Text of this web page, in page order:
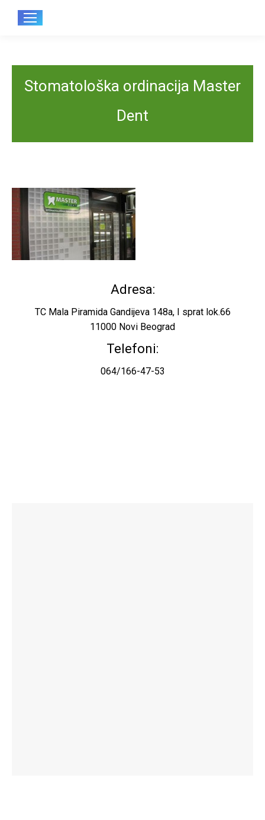
Stomatološka ordinacija Master
Dent
Adresa:
TC Mala Piramida Gandijeva 148a, I sprat lok.66
11000 Novi Beograd
Telefoni:
064/166-47-53